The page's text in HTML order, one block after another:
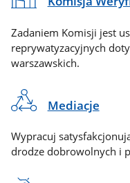
Zadaniem Komisji jest
reprywatyzacyjnych
warszawskich.
Mediacje
Wypracuj
drodze dobrowolnych i